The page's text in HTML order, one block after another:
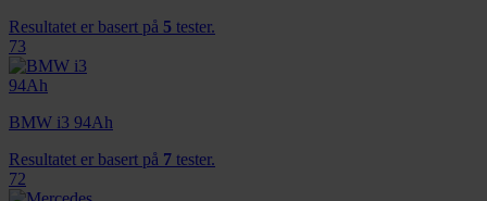
Resultatet er basert på 5 tester.
73
BMW i3 94Ah
Resultatet er basert på 7 tester.
72